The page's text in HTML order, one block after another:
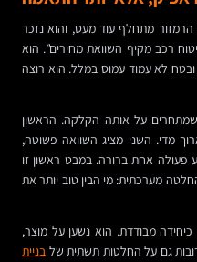
הרמזור מתחלף עוד מעט, והוא נזכר
רכב מקיף השוואת מחירים”. הוא
לא עמוד עמוס במלל. הוא רוצה
על אותה הקלקה. הראשון
מדי. השני מציג השוואה פשוטה,
פעולה אחת ברורה. במבט ראשון זו
מערכתית: מי הבין טוב יותר את
כיחידה מבודדת. הוא נשען על מוצר,
בניית